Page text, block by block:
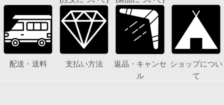
配送・送料 支払い方法
返品・キャンセ
ル
ショップについ
て